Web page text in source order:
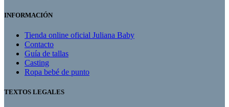
INFORMACIÓN
Tienda online oficial Juliana Baby
Contacto
Guía de tallas
Casting
Ropa bebé de punto
TEXTOS LEGALES